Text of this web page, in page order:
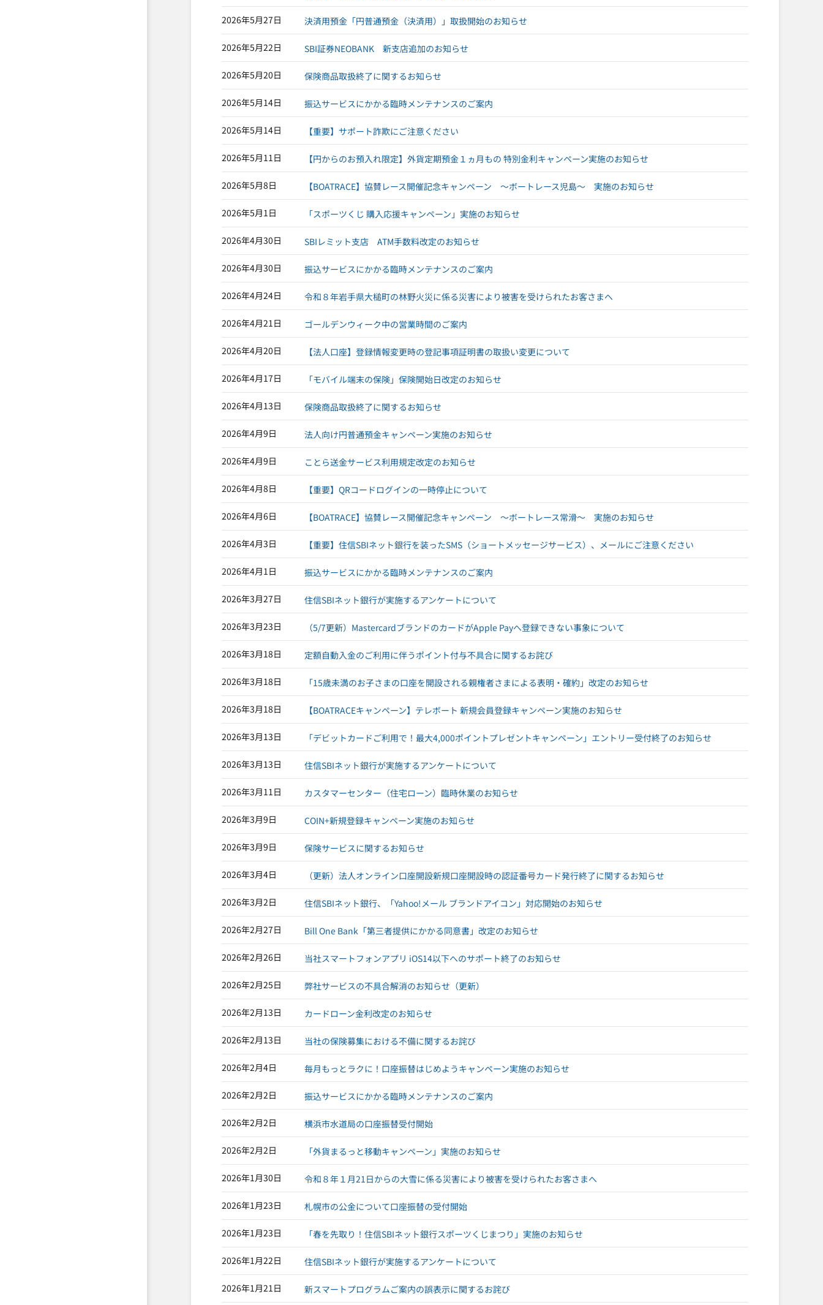
2026年5月27日 決済用預金「円普通預金（決済用）」取扱開始のお知らせ
2026年5月22日 SBI証券NEOBANK 新支店追加のお知らせ
2026年5月20日 保険商品取扱終了に関するお知らせ
2026年5月14日 振込サービスにかかる臨時メンテナンスのご案内
2026年5月14日 【重要】サポート詐欺にご注意ください
2026年5月11日 【円からのお預入れ限定】外貨定期預金１ヵ月もの 特別金利キャンペーン実施のお知らせ
2026年5月8日 【BOATRACE】協賛レース開催記念キャンペーン ～ボートレース児島～ 実施のお知らせ
2026年5月1日 「スポーツくじ 購入応援キャンペーン」実施のお知らせ
2026年4月30日 SBIレミット支店 ATM手数料改定のお知らせ
2026年4月30日 振込サービスにかかる臨時メンテナンスのご案内
2026年4月24日 令和８年岩手県大槌町の林野火災に係る災害により被害を受けられたお客さまへ
2026年4月21日 ゴールデンウィーク中の営業時間のご案内
2026年4月20日 【法人口座】登録情報変更時の登記事項証明書の取扱い変更について
2026年4月17日 「モバイル端末の保険」保険開始日改定のお知らせ
2026年4月13日 保険商品取扱終了に関するお知らせ
2026年4月9日 法人向け円普通預金キャンペーン実施のお知らせ
2026年4月9日 ことら送金サービス利用規定改定のお知らせ
2026年4月8日 【重要】QRコードログインの一時停止について
2026年4月6日 【BOATRACE】協賛レース開催記念キャンペーン ～ボートレース常滑～ 実施のお知らせ
2026年4月3日 【重要】住信SBIネット銀行を装ったSMS（ショートメッセージサービス）、メールにご注意ください
2026年4月1日 振込サービスにかかる臨時メンテナンスのご案内
2026年3月27日 住信SBIネット銀行が実施するアンケートについて
2026年3月23日 （5/7更新）MastercardブランドのカードがApple Payへ登録できない事象について
2026年3月18日 定額自動入金のご利用に伴うポイント付与不具合に関するお詫び
2026年3月18日 「15歳未満のお子さまの口座を開設される親権者さまによる表明・確約」改定のお知らせ
2026年3月18日 【BOATRACEキャンペーン】テレボート 新規会員登録キャンペーン実施のお知らせ
2026年3月13日 「デビットカードご利用で！最大4,000ポイントプレゼントキャンペーン」エントリー受付終了のお知らせ
2026年3月13日 住信SBIネット銀行が実施するアンケートについて
2026年3月11日 カスタマーセンター（住宅ローン）臨時休業のお知らせ
2026年3月9日 COIN+新規登録キャンペーン実施のお知らせ
2026年3月9日 保険サービスに関するお知らせ
2026年3月4日 （更新）法人オンライン口座開設新規口座開設時の認証番号カード発行終了に関するお知らせ
2026年3月2日 住信SBIネット銀行、「Yahoo!メール ブランドアイコン」対応開始のお知らせ
2026年2月27日 Bill One Bank「第三者提供にかかる同意書」改定のお知らせ
2026年2月26日 当社スマートフォンアプリ iOS14以下へのサポート終了のお知らせ
2026年2月25日 弊社サービスの不具合解消のお知らせ（更新）
2026年2月13日 カードローン金利改定のお知らせ
2026年2月13日 当社の保険募集における不備に関するお詫び
2026年2月4日 毎月もっとラクに！口座振替はじめようキャンペーン実施のお知らせ
2026年2月2日 振込サービスにかかる臨時メンテナンスのご案内
2026年2月2日 横浜市水道局の口座振替受付開始
2026年2月2日 「外貨まるっと移動キャンペーン」実施のお知らせ
2026年1月30日 令和８年１月21日からの大雪に係る災害により被害を受けられたお客さまへ
2026年1月23日 札幌市の公金について口座振替の受付開始
2026年1月23日 「春を先取り！住信SBIネット銀行スポーツくじまつり」実施のお知らせ
2026年1月22日 住信SBIネット銀行が実施するアンケートについて
2026年1月21日 新スマートプログラムご案内の誤表示に関するお詫び